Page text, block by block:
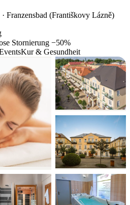
Franzensbad (Františkovy Lázně)
Stornierung −50%
Kur & Gesundheit